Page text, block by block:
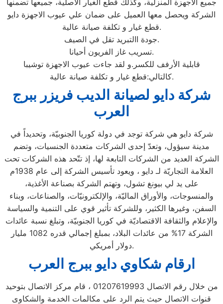
جميع الأجهزة المنزلية، وكذلك قطع الغيار الأصلية، جميعها تضمنها
الشركة ويحصل معها العميل على ضمان علي عيوب الاجهزة دايو
قطع غيار و تكلفة صيانة عالية.
جودة االتبريد تقل في الصيف.
تسريب غاز الفريون أحيانا.
قابلية الأرفف للكسر.و لقد جاءت عيوب الاجهزة توشيبا
كالتالي:قطع غيار و تكلفة صيانة عالية.
شركة دايو لصيانة الديب فريزر ببرج
العرب
شركة دايو هي شركة توجد في دولة كوريا الجنوبيّة، وتحديداً في
مدينة سيؤول، وتعدّ إحدى الشركات متعددة الجنسيات، وتضم
الشركة العديد من الشركات التابعة لها، إذ تتّحد هذه الشركات تحت
العلامة التجاريّة لـ دايو ، ويعود تأسيس الشركة إلى عام 1938م
على يد لي بيونغ تشول، وتهتم الشركة بصناعة الأغذية،
والمنسوجات، والأوراق الماليّة، والإلكترونيّات، والصناعات، وبناء
السفن، وغيرها الكثير، وللشركة تأثير قوي على التنمية والسياسة
والإعلام والثقافة الاقتصاديّة في كوريا الجنوبيّة، وتبلغ نسبة عائدات
الشركة 17% من عائدات البلاد، بمبلغ إجمالي قدره 1082 مليار
دولار أمريكي.
ارقام شكاوي دايو ببرج العرب
من خلال رقم الاتصال 01207619993 ، قام مركز الاتصال بتوحيد
قنوات الاتصال حيث يتم الرد على مكالمات الخدمة والشكاوى